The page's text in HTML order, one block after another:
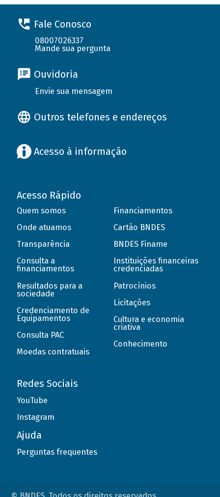
Fale Conosco
08007026337
Mande sua pergunta
Ouvidoria
Envie sua mensagem
Outros telefones e endereços
Acesso à informação
Acesso Rápido
Quem somos
Onde atuamos
Transparência
Consulta a
financiamentos
Resultados para a
sociedade
Credenciamento de
Equipamentos
Consulta PAC
Moedas contratuais
Financiamentos
Cartão BNDES
BNDES Finame
Instituições financeiras
credenciadas
Patrocínios
Licitações
Cultura e economia
criativa
Conhecimento
Redes Sociais
YouTube
Instagram
Ajuda
Perguntas frequentes